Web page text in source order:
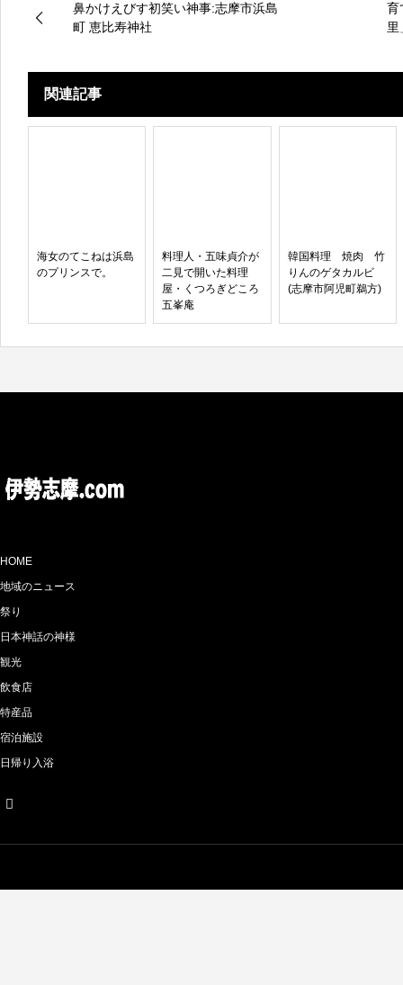
鼻かけえびす初笑い神事:志摩市浜島
町 恵比寿神社
育
里
関連記事
海女のてこねは浜島
のプリンスで。
料理人・五味貞介が
二見で開いた料理
屋・くつろぎどころ
五峯庵
韓国料理 焼肉 竹
りんのゲタカルビ
(志摩市阿児町鵜方)
HOME
地域のニュース
祭り
日本神話の神様
観光
飲食店
特産品
宿泊施設
日帰り入浴